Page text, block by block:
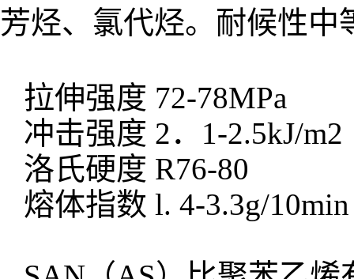
芳烃、氯代烃。耐候性中
拉伸强度 72-78MPa
冲击强度 2．1-2.5kJ/m2
洛氏硬度 R76-80
熔体指数 l. 4-3.3g/10min